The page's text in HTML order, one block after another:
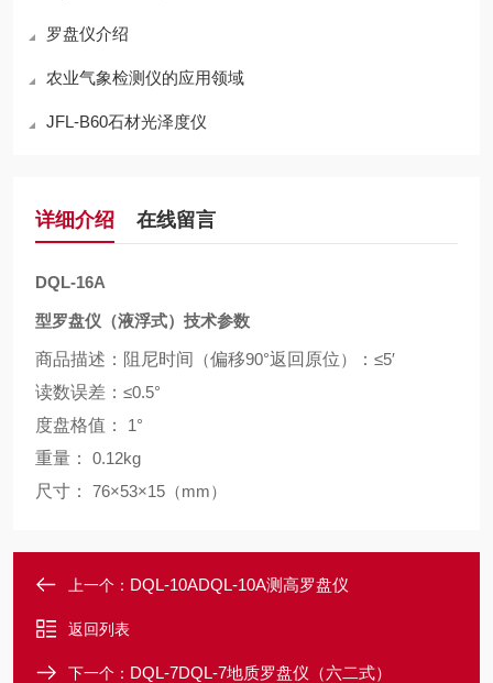
罗盘仪介绍
农业气象检测仪的应用领域
JFL-B60石材光泽度仪
详细介绍 在线留言
DQL-16A
型罗盘仪 （液浮式） 技术参数
商品描述：阻尼时间 （偏移90°返回原位） ： ≤5′
读数误差： ≤0.5°
度盘格值：
1°
重量：
0.12kg
尺寸：
76×53×15（mm）
上一个： DQL-10ADQL-10A测高罗盘仪
返回列表
下一个： DQL-7DQL-7地质罗盘仪（六二式）